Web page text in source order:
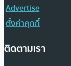
Advertise
ตั้งค่าคุกกี้
ติดตามเรา